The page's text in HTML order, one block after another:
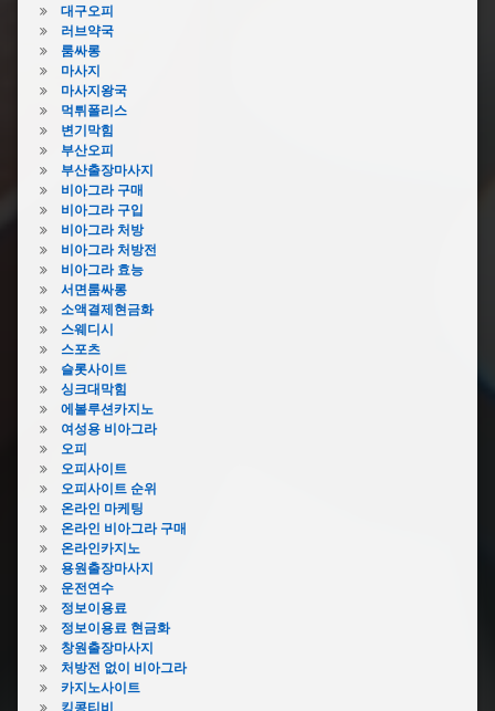
대구오피
러브약국
룸싸롱
마사지
마사지왕국
먹튀폴리스
변기막힘
부산오피
부산출장마사지
비아그라 구매
비아그라 구입
비아그라 처방
비아그라 처방전
비아그라 효능
서면룸싸롱
소액결제현금화
스웨디시
스포츠
슬롯사이트
싱크대막힘
에볼루션카지노
여성용 비아그라
오피
오피사이트
오피사이트 순위
온라인 마케팅
온라인 비아그라 구매
온라인카지노
용원출장마사지
운전연수
정보이용료
정보이용료 현금화
창원출장마사지
처방전 없이 비아그라
카지노사이트
킹콩티비